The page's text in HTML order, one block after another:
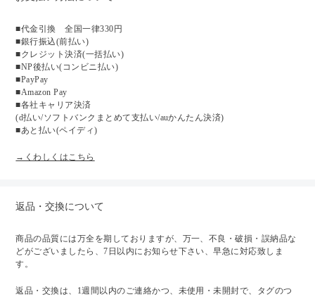
■代金引換 全国一律330円
■銀行振込(前払い)
■クレジット決済(一括払い)
■NP後払い(コンビニ払い)
■PayPay
■Amazon Pay
■各社キャリア決済
(d払い/ソフトバンクまとめて支払い/auかんたん決済)
■あと払い(ペイディ)
→くわしくはこちら
返品・交換について
商品の品質には万全を期しておりますが、万一、不良・破損・誤納品な
どがございましたら、7日以内にお知らせ下さい、早急に対応致しま
す。
返品・交換は、1週間以内のご連絡かつ、未使用・未開封で、タグのつ